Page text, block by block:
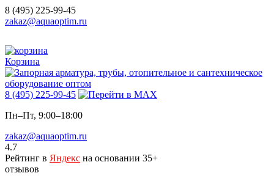
8 (495) 225-99-45
zakaz@aquaoptim.ru
Корзина
8 (495) 225-99-45
Пн–Пт, 9:00–18:00
zakaz@aquaoptim.ru
4.7
Рейтинг в Яндекс на основании 35+
отзывов